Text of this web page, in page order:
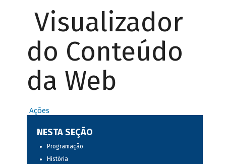
Visualizador
do Conteúdo
da Web
Ações
NESTA SEÇÃO
Programação
História